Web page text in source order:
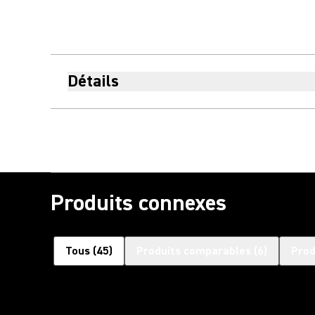
Détails
Produits connexes
Tous (45)